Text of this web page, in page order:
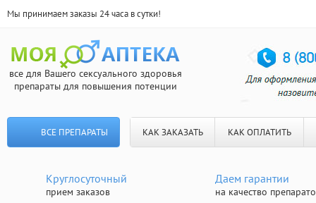
Мы принимаем заказы 24 часа в сутки!
все для Вашего сексуального здоровья
препараты для повышения потенции
ВСЕ ПРЕПАРАТЫ КАК ЗАКАЗАТЬ КАК ОПЛАТИТЬ
Круглосуточный
прием заказов
Даем гарантии
на качество